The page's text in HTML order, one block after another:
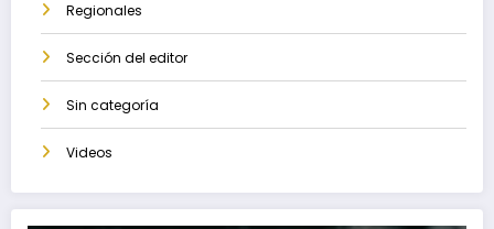
Regionales
Sección del editor
Sin categoría
Videos